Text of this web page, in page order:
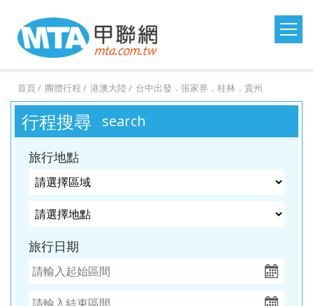
日本旅遊
桃園
出
沖繩
機加
酒．
六人
京阪
神．
立山
大阪
機加
機加
韓國旅遊
桃園
出
首爾
釜山
台中
發．
濟州
高雄
首爾
港澳大陸
台中
出
九寨
溝．
稻城
亞丁
張家
界．
桂
東南亞旅遊
台中
出
峴
港．
富國
島．
峴
港．
富國
欣．
清邁
澳洲紐西蘭
澳
洲．
本
獎
歐洲美洲
美
國．
大．
墨西
哥．
秘魯
士．
荷
蘭．
法
國．
冰島
MSC
郵輪
澎湖
旅遊
首頁 團體行程 港澳大陸 台中出發．張家界．桂林．貴州
行程搜尋 search
旅行地點
旅行日期